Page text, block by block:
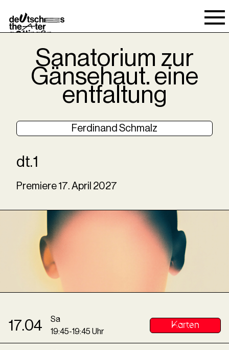
Spielraum
Sanatorium zur
Gänsehaut. eine
entfaltung
Ferdinand Schmalz
dt.1
Premiere 17. April 2027
17.04
Sa
19:45-19:45 Uhr
Karten